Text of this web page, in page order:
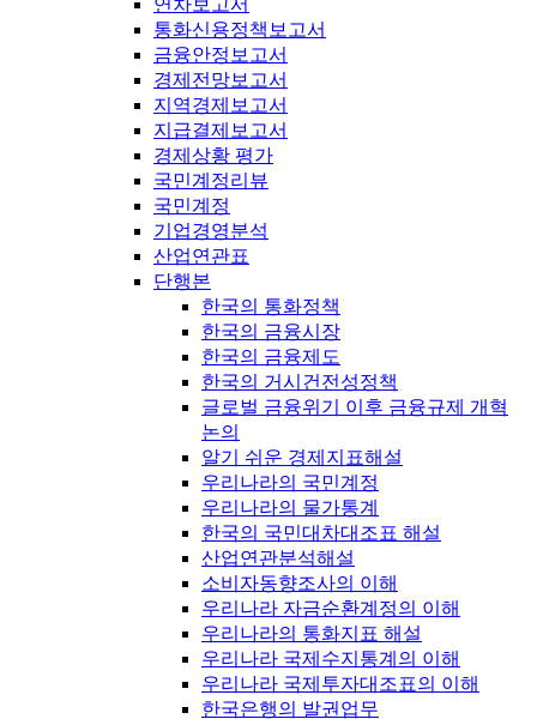
연차보고서
통화신용정책보고서
금융안정보고서
경제전망보고서
지역경제보고서
지급결제보고서
경제상황 평가
국민계정리뷰
국민계정
기업경영분석
산업연관표
단행본
한국의 통화정책
한국의 금융시장
한국의 금융제도
한국의 거시건전성정책
글로벌 금융위기 이후 금융규제 개혁
논의
알기 쉬운 경제지표해설
우리나라의 국민계정
우리나라의 물가통계
한국의 국민대차대조표 해설
산업연관분석해설
소비자동향조사의 이해
우리나라 자금순환계정의 이해
우리나라의 통화지표 해설
우리나라 국제수지통계의 이해
우리나라 국제투자대조표의 이해
한국은행의 발권업무